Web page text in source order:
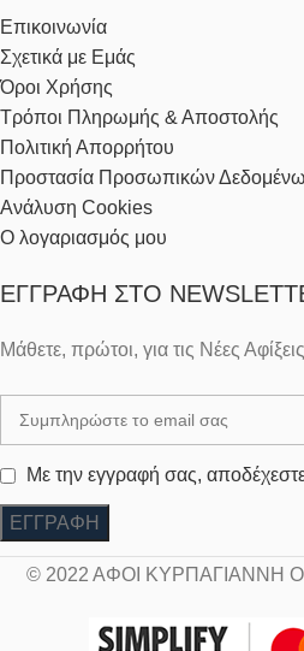
Επικοινωνία
Σχετικά με Εμάς
Όροι Χρήσης
Τρόποι Πληρωμής & Αποστολής
Πολιτική Απορρήτου
Προστασία Προσωπικών
Ανάλυση Cookies
Ο λογαριασμός μου
ΕΓΓΡΑΦΉ ΣΤΟ
Μάθετε, πρώτοι, για τις Νέες
Με την εγγραφή σας,
© 2022 ΑΦΟΙ ΚΥΡΠΑΓΙΑΝΝΗ